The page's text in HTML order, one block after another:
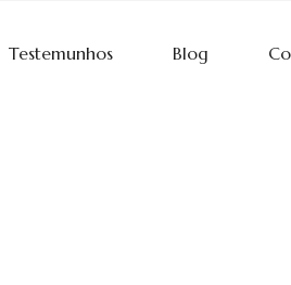
Testemunhos Blog